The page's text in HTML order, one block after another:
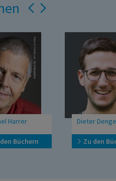
Dieter Dengel
Zu den Büchern